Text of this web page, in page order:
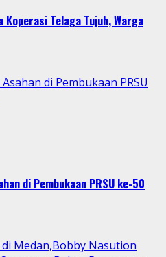
Koperasi Telaga Tujuh, Warga
di Pembukaan PRSU
di Pembukaan PRSU ke-50
Medan,Bobby Nasution